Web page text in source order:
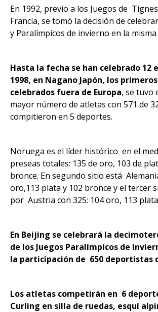
En 1992, previo a los Juegos de
Francia, se tomó la decisión de
y Paralímpicos de invierno en la misma
Hasta la fecha se han celebrado 12
1998, en Nagano Japón, los
celebrados fuera de Europa, se tuvo
mayor número de atletas con 571 de
compitieron en 5 deportes.
Noruega es el líder histórico en el
preseas totales: 135 de oro, 103 de
bronce. En segundo sitio está
oro,113 plata y 102 bronce y el tercer
por Austria con 325: 104 oro, 113
En Beijing se celebrará la
de los Juegos Paralímpicos de
la participación de 650 deportistas
Los atletas competirán en 6
Curling en silla de ruedas, esquí